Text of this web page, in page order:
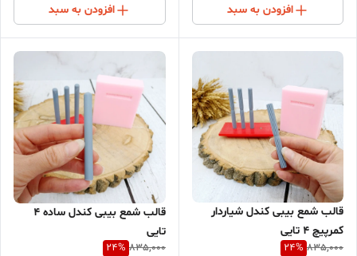
افزودن به سبد افزودن به سبد
قالب شمع بیبی کندل شیاردار
کمرپیچ 4 تایی
835,000
24%
قالب شمع بیبی کندل ساده 4
تایی
835,000
24%